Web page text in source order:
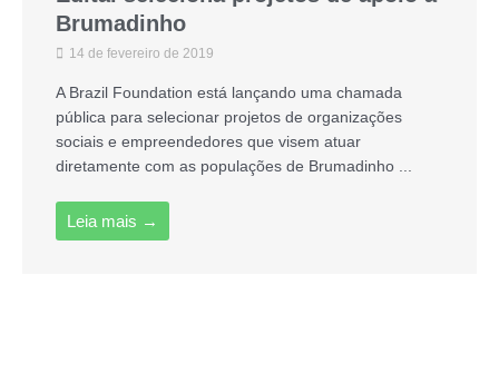
Brumadinho
14 de fevereiro de 2019
A Brazil Foundation está lançando uma chamada
pública para selecionar projetos de organizações
sociais e empreendedores que visem atuar
diretamente com as populações de Brumadinho ...
Leia mais →